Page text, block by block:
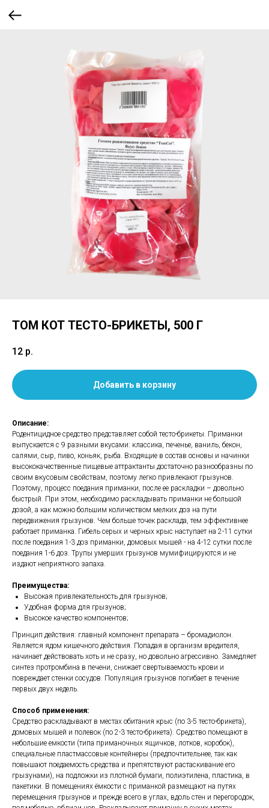
ТОМ КОТ ТЕСТО-БРИКЕТЫ, 500 Г
12 р.
Добавить в корзину
Описание:
Родентицидное средство представляет собой тесто-брикеты. Приманки
выпускается с 9 разными вкусами: классика, печенье, ваниль, бекон,
салями, сыр, пиво, коньяк, рыба. Входящие в состав основы и начинки
высококачественные пищевые аттрактанты достаточно разнообразны по
своим вкусовым свойствам, поэтому легко привлекают грызунов.
Поэтому, процесс поедания приманки, после ее раскладки – довольно
быстрый. При этом, необходимо раскладывать приманки не большой
дозой, а как можно большим количеством мелких доз на пути
передвижения грызунов. Чем больше точек расклада, тем эффективнее
работает приманка. Гибель серых и черных крыс наступает на 2-11 сутки
после поедания 1-3 доз приманки, домовых мышей - на 4-12 сутки после
поедания 1-6 доз. Трупы умерших грызунов мумифицируются и не
издают неприятного запаха.
Преимущества:
Высокая привлекательность для грызунов;
Удобная форма для грызунов;
Высокое качество компонентов;
Принцип действия: главный компонент препарата – бромадиолон.
Является ядом кишечного действия. Попадая в организм вредителя,
начинает действовать хоть и не сразу, но довольно агрессивно. Замедляет
синтез протромбина в печени, снижает свертываемость крови и
повреждает стенки сосудов. Популяция грызунов погибает в течение
первых двух недель.
Способ применения:
Средство раскладывают в местах обитания крыс (по 3-5 тесто-брикета),
домовых мышей и полевок (по 2-3 тесто-брикета). Средство помещают в
небольшие емкости (типа приманочных ящичков, лотков, коробок),
специальные пластмассовые контейнеры (предпочтительнее, так как
повышают поедаемость средства и препятствуют растаскивание его
грызунами), на подложки из плотной бумаги, полиэтилена, пластика, в
пакетики. В помещениях ёмкости с приманкой размещают на путях
перемещения грызунов и прежде всего в углах, вдоль стен и перегородок,